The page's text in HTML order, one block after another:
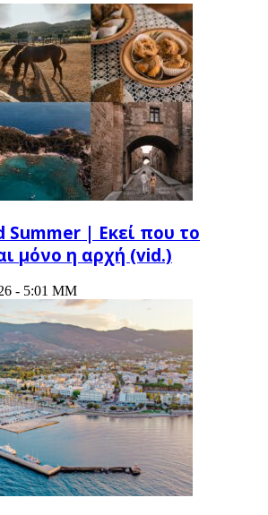
Summer | Εκεί που το
μόνο η αρχή (vid.)
- 5:01 ΜΜ